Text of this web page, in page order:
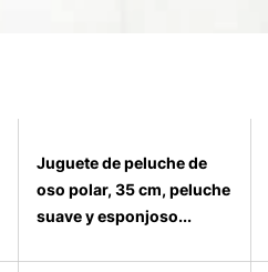
Juguete de peluche de
oso polar, 35 cm, peluche
suave y esponjoso...